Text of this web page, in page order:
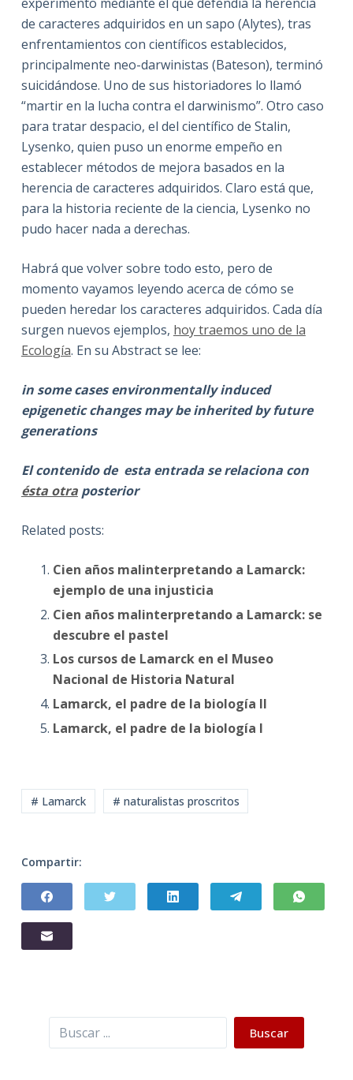
de caracteres adquiridos en un sapo (Alytes), tras
enfrentamientos con científicos establecidos,
principalmente neo-darwinistas (Bateson), terminó
suicidándose. Uno de sus historiadores lo llamó
“martir en la lucha contra el darwinismo”. Otro caso
para tratar despacio, el del científico de Stalin,
Lysenko, quien puso un enorme empeño en
establecer métodos de mejora basados en la
herencia de caracteres adquiridos. Claro está que,
para la historia reciente de la ciencia, Lysenko no
pudo hacer nada a derechas.
Habrá que volver sobre todo esto, pero de
momento vayamos leyendo acerca de cómo se
pueden heredar los caracteres adquiridos. Cada día
surgen nuevos ejemplos, hoy traemos uno de la
Ecología. En su Abstract se lee:
in some cases environmentally induced
epigenetic changes may be inherited by future
generations
El contenido de esta entrada se relaciona con
ésta otraposterior
Related posts:
Cien años malinterpretando a Lamarck:
ejemplo de una injusticia
Cien años malinterpretando a Lamarck: se
descubre el pastel
Los cursos de Lamarck en el Museo
Nacional de Historia Natural
Lamarck, el padre de la biología II
Lamarck, el padre de la biología I
# Lamarck # naturalistas proscritos
Compartir:
Buscar Buscar